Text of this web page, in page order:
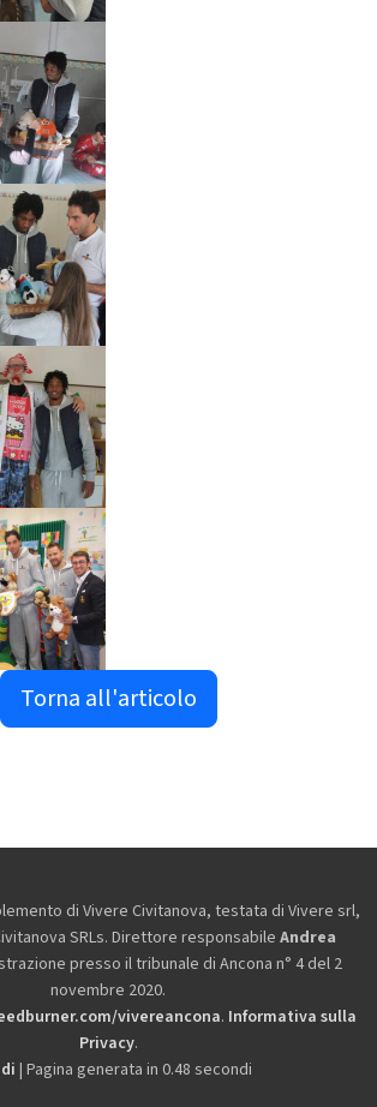
Torna all'articolo
di Vivere Civitanova, testata di Vivere srl,
SRLs. Direttore responsabile Andrea
presso il tribunale di Ancona n° 4 del 2
novembre 2020.
vivereancona. Informativa sulla
Privacy.
| Pagina generata in 0.48 secondi